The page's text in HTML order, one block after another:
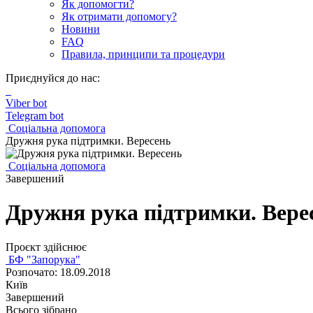
Як допомогти?
Як отримати допомогу?
Новини
FAQ
Правила, принципи та процедури
Приєднуйся до нас:
Viber bot
Telegram bot
Соціальна допомога
Дружня рука підтримки. Вересень
Соціальна допомога
Завершений
Дружня рука підтримки.
Проєкт здійснює
БФ "Запорука"
Розпочато: 18.09.2018
Київ
Завершений
Всього зібрано